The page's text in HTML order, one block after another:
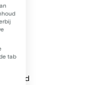
maand
tab